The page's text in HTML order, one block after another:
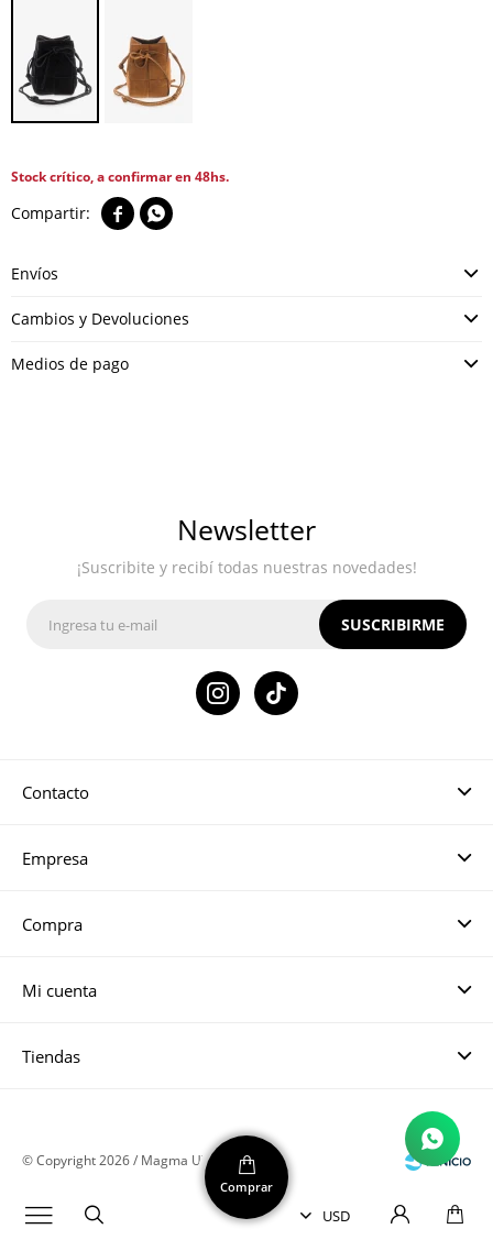

Stock crítico, a confirmar en 48hs.
 
Envíos
Cambios y Devoluciones
Medios de pago
Contacto
Empresa
Compra
Mi cuenta
Tiendas
Newsletter
¡Suscribite y recibí todas nuestras novedades!
SUSCRIBIRME

© Copyright 2026 / Magma UY